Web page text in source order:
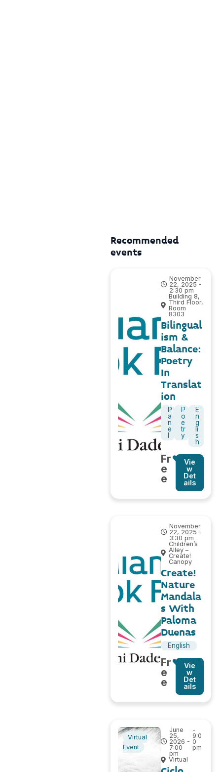
Recommended
events
November
22, 2025 -
2:30 pm
Building 8,
Third Floor,
Room
8303
Bilingual
ism &
Balance:
Poetry
In
Translat
ion
P
a
n
e
P
o
e
tr
y
E
n
g
li
s
h
Fr
e
e
Vie
w
Det
ails
November
22, 2025 -
3:30 pm
Children’s
Alley –
Create!
Canopy
Create!
Nature
Mandala
s With
Paloma
Duenas
English
Fr
e
e
Vie
w
Det
ails
Virtual
Event
June
25,
2026 -
7:00
pm
-
9:0
0
pm
Virtual